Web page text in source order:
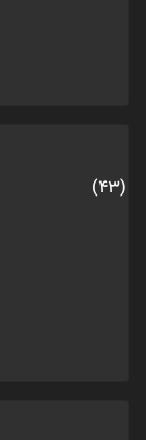
(43)